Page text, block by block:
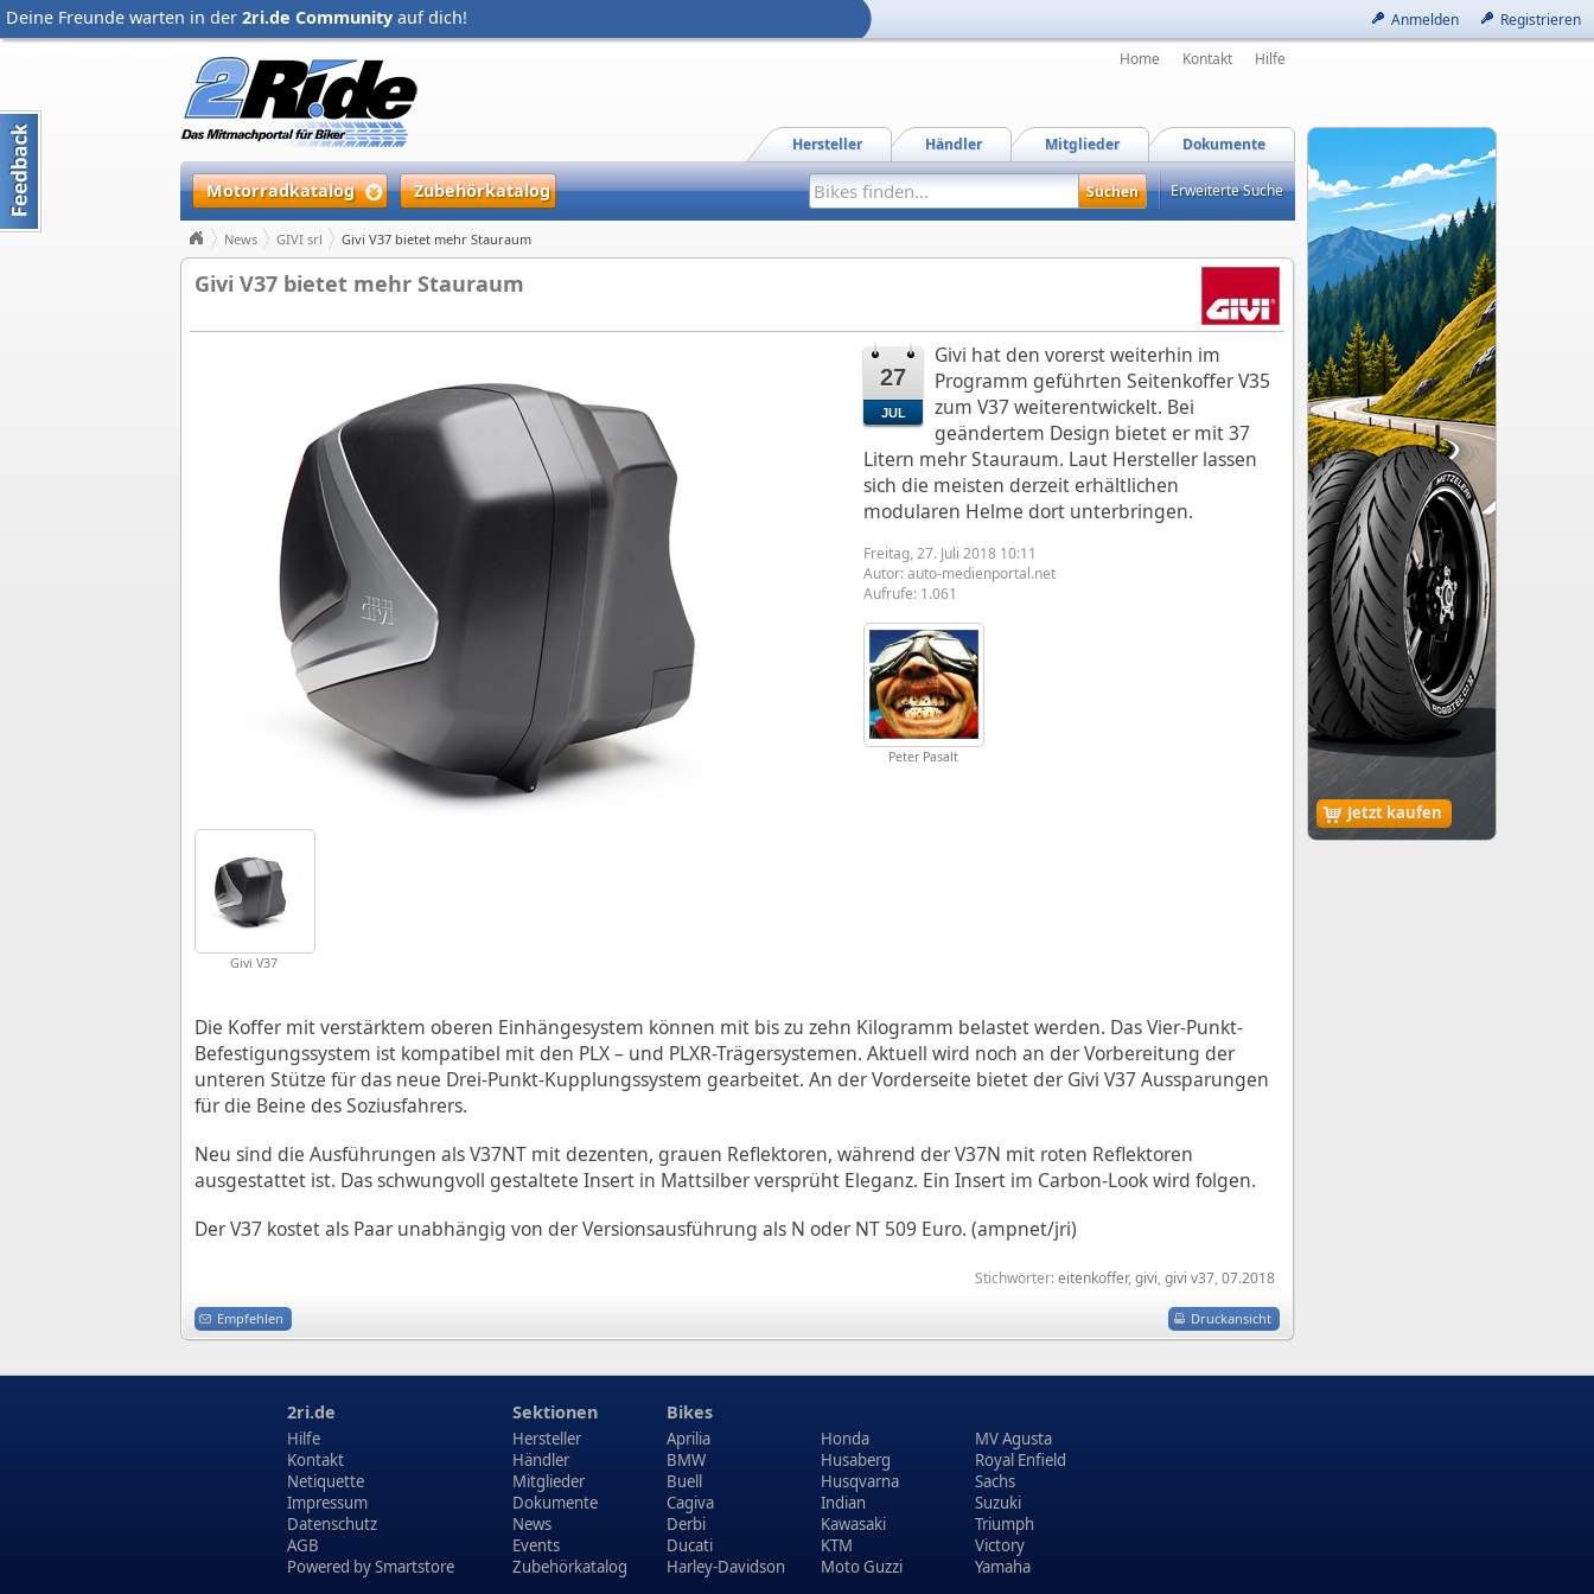
Anmelden Registrieren
Deine Freunde warten in der 2ri.de Community auf dich!
Jetzt kaufen
Home Kontakt Hilfe
Dokumente
Mitglieder
Händler
Hersteller
Motorradkatalog Zubehörkatalog Erweiterte Suche
News GIVI srl Givi V37 bietet mehr Stauraum
Givi V37 bietet mehr Stauraum
27
JUL
Givi hat den vorerst weiterhin im
Programm geführten Seitenkoffer V35
zum V37 weiterentwickelt. Bei
geändertem Design bietet er mit 37
Litern mehr Stauraum. Laut Hersteller lassen
sich die meisten derzeit erhältlichen
modularen Helme dort unterbringen.
Freitag, 27. Juli 2018 10:11
Autor:auto-medienportal.net
Aufrufe: 1.061
Peter Pasalt
Givi V37
Die Koffer mit verstärktem oberen Einhängesystem können mit bis zu zehn Kilogramm belastet werden. Das Vier-Punkt-
Befestigungssystem ist kompatibel mit den PLX – und PLXR-Trägersystemen. Aktuell wird noch an der Vorbereitung der
unteren Stütze für das neue Drei-Punkt-Kupplungssystem gearbeitet. An der Vorderseite bietet der Givi V37 Aussparungen
für die Beine des Soziusfahrers.
Neu sind die Ausführungen als V37NT mit dezenten, grauen Reflektoren, während der V37N mit roten Reflektoren
ausgestattet ist. Das schwungvoll gestaltete Insert in Mattsilber versprüht Eleganz. Ein Insert im Carbon-Look wird folgen.
Der V37 kostet als Paar unabhängig von der Versionsausführung als N oder NT 509 Euro. (ampnet/jri)
Stichwörter:eitenkoffer, givi, givi v37, 07.2018
Druckansicht
Empfehlen
2ri.de
Hilfe
Kontakt
Netiquette
Impressum
Datenschutz
AGB
Powered bySmartstore
Sektionen
Hersteller
Händler
Mitglieder
Dokumente
News
Events
Zubehörkatalog
Bikes
Aprilia
BMW
Buell
Cagiva
Derbi
Ducati
Harley-Davidson
Honda
Husaberg
Husqvarna
Indian
Kawasaki
KTM
Moto Guzzi
MV Agusta
Royal Enfield
Sachs
Suzuki
Triumph
Victory
Yamaha